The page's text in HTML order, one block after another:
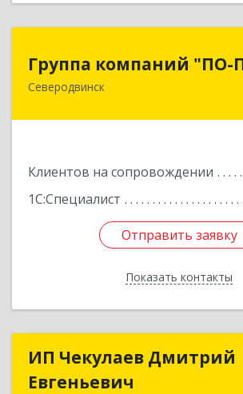
Группа компаний "ПО-
Северодвинск
Клиентов на сопровождении
1С:Специалист
Отправить заявку
Показать контакты
Группа компаний
164500, Архангельская обл,
Отправить заявку
Назад
ИП Чекулаев Дмитрий
Евгеньевич
ИП